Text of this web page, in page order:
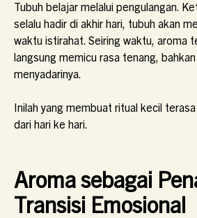
Tubuh belajar melalui pengulangan.
selalu hadir di akhir hari, tubuh akan
waktu istirahat. Seiring waktu, aroma
langsung memicu rasa tenang,
menyadarinya.
Inilah yang membuat ritual kecil
dari hari ke hari.
Aroma sebagai
Transisi Emosional